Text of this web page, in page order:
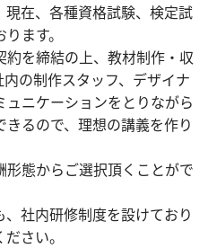
在、各種資格試験、検定試
ます。
を締結の上、教材制作・収
の制作スタッフ、デザイナ
ニケーションをとりながら
るので、理想の講義を作り
態からご選択頂くことがで
社内研修制度を設けており
さい。